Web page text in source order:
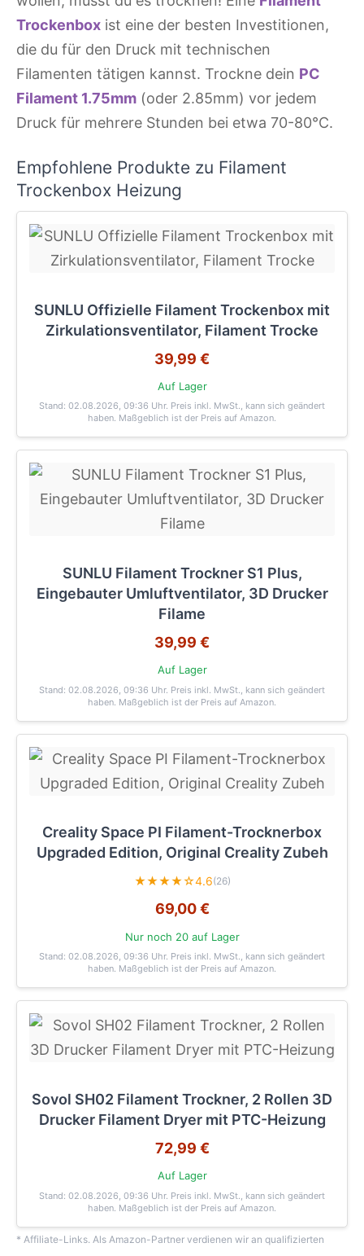
Trockenbox ist eine der besten Investitionen,
die du für den Druck mit technischen
Filamenten tätigen kannst. Trockne dein PC
Filament 1.75mm (oder 2.85mm) vor jedem
Druck für mehrere Stunden bei etwa 70-80°C.
Empfohlene Produkte zu Filament
Trockenbox Heizung
SUNLU Offizielle Filament Trockenbox mit
Zirkulationsventilator, Filament Trocke
39,99 €
Auf Lager
Stand: 02.08.2026, 09:36 Uhr. Preis inkl. MwSt., kann sich geändert
haben. Maßgeblich ist der Preis auf Amazon.
SUNLU Filament Trockner S1 Plus,
Eingebauter Umluftventilator, 3D Drucker
Filame
39,99 €
Auf Lager
Stand: 02.08.2026, 09:36 Uhr. Preis inkl. MwSt., kann sich geändert
haben. Maßgeblich ist der Preis auf Amazon.
Creality Space PI Filament-Trocknerbox
Upgraded Edition, Original Creality Zubeh
★★★★☆4.6(26)
69,00 €
Nur noch 20 auf Lager
Stand: 02.08.2026, 09:36 Uhr. Preis inkl. MwSt., kann sich geändert
haben. Maßgeblich ist der Preis auf Amazon.
Sovol SH02 Filament Trockner, 2 Rollen 3D
Drucker Filament Dryer mit PTC-Heizung
72,99 €
Auf Lager
Stand: 02.08.2026, 09:36 Uhr. Preis inkl. MwSt., kann sich geändert
haben. Maßgeblich ist der Preis auf Amazon.
* Affiliate-Links. Als Amazon-Partner verdienen wir an qualifizierten